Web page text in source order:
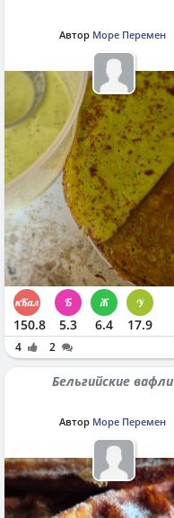
Автор Море Перемен
150.8 5.3 6.4 17.9
4 2
Бельгийские вафли
Автор Море Перемен